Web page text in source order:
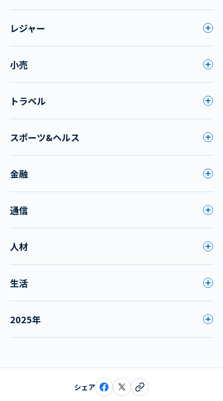
レジャー
小売
トラベル
スポーツ&ヘルス
金融
通信
人材
生活
2025年
シェア